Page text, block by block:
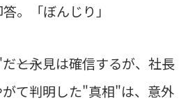
。「ぼんじり」
――と永見は確信するが、社長
て判明した"真相"は、意外